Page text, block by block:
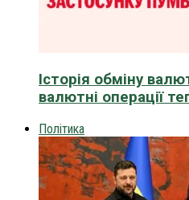
Історія обміну
валютні операції
Політика